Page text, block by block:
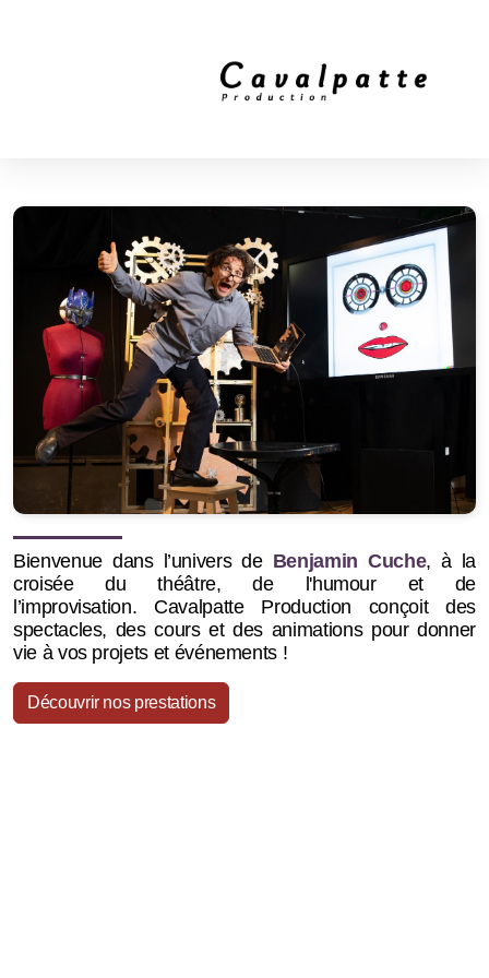
Bienvenue dans l’univers de Benjamin Cuche, à la
croisée du théâtre, de l'humour et de
l’improvisation. Cavalpatte Production conçoit des
spectacles, des cours et des animations pour donner
vie à vos projets et événements !
Découvrir nos prestations